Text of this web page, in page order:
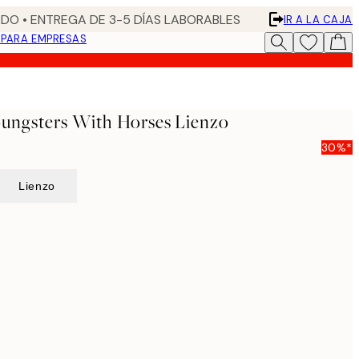
• ENTREGA DE 3-5 DÍAS LABORABLES
IR A LA CAJA
PARA EMPRESAS
With Horses Lienzo
30%*
Lienzo